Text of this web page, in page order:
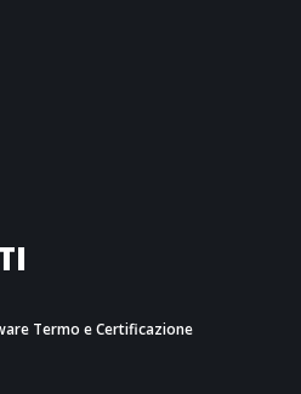
Termo e Certificazione